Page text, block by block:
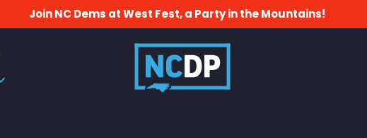
Join NC Dems at West Fest, a Party in the Mountains!